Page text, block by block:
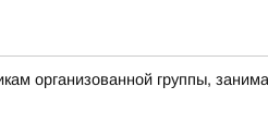
организованной группы,